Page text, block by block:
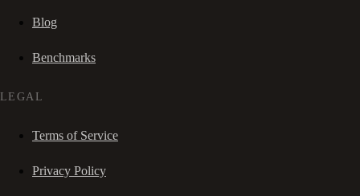
Blog
Benchmarks
LEGAL
Terms of Service
Privacy Policy